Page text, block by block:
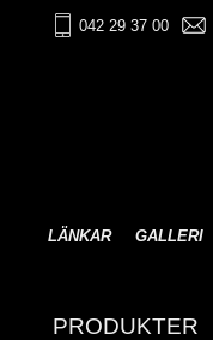
042 29 37 00
LÄNKAR GALLERI
PRODUKTER